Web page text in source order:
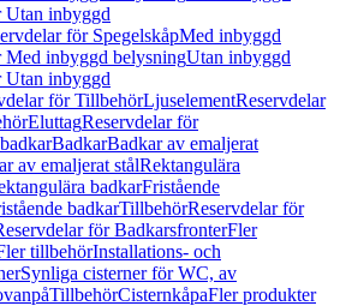
Utan inbyggd
för SpegelskåpMed inbyggd
Med inbyggd belysningUtan inbyggd
Utan inbyggd
för TillbehörLjuselementReservdelar
EluttagReservdelar för
BadkarBadkar av emaljerat
av emaljerat stålRektangulära
badkarFristående
badkarTillbehörReservdelar för
för BadkarsfronterFler
tillbehörInstallations- och
Synliga cisterner för WC, av
TillbehörCisternkåpaFler produkter